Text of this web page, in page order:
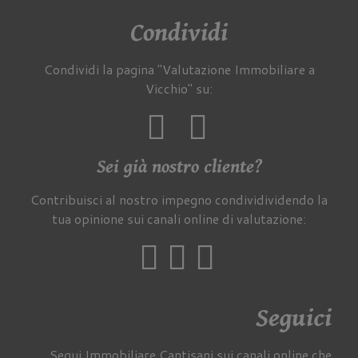
Condividi
Condividi la pagina "Valutazione Immobiliare a
Vicchio" su:
Sei già nostro cliente?
Contribuisci al nostro impegno condividividendo la
tua opinione sui canali online di valutazione:
Seguici